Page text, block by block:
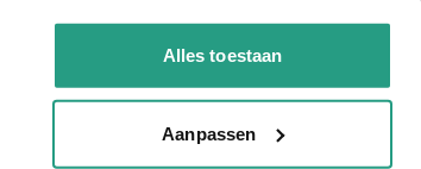
Alles toestaan
Aanpassen